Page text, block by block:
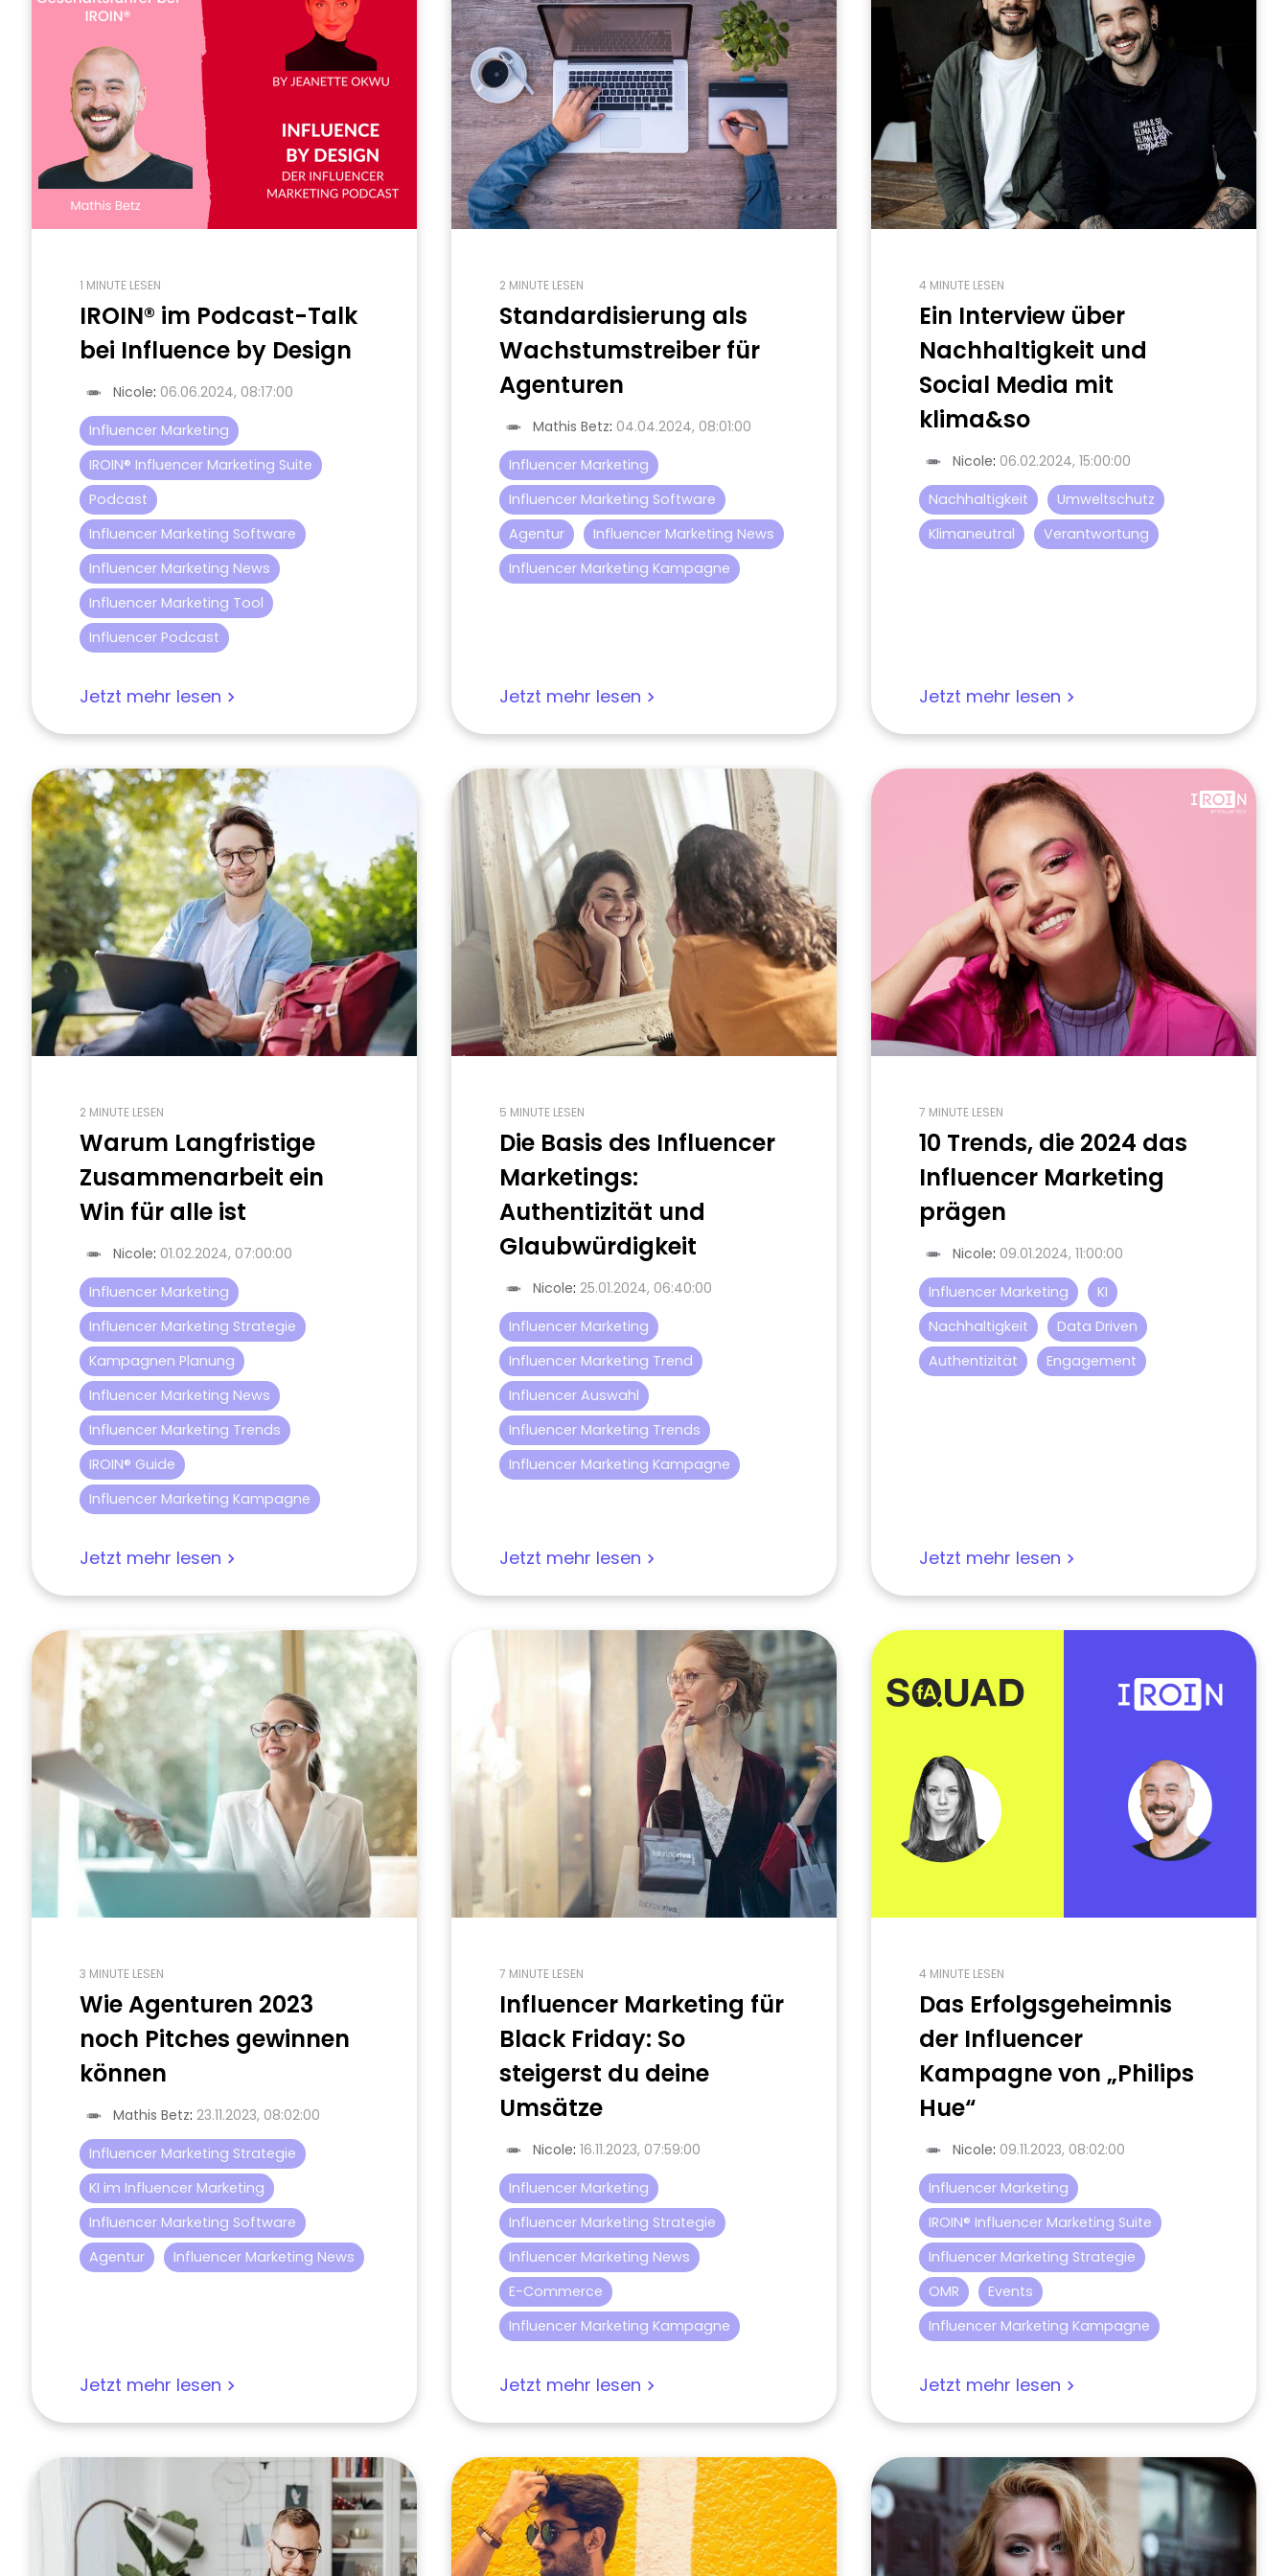
1 MINUTE LESEN
IROIN® im Podcast-Talk
bei Influence by Design
Nicole: 06.06.2024, 08:17:00
Influencer Marketing
IROIN® Influencer Marketing Suite
Podcast
Influencer Marketing Software
Influencer Marketing News
Influencer Marketing Tool
Influencer Podcast
Jetzt mehr lesen
2 MINUTE LESEN
Standardisierung als
Wachstumstreiber für
Agenturen
Mathis Betz: 04.04.2024, 08:01:00
Influencer Marketing
Influencer Marketing Software
Agentur
Influencer Marketing News
Influencer Marketing Kampagne
Jetzt mehr lesen
4 MINUTE LESEN
Ein Interview über
Nachhaltigkeit und
Social Media mit
klima&so
Nicole: 06.02.2024, 15:00:00
Nachhaltigkeit
Umweltschutz
Klimaneutral
Verantwortung
Jetzt mehr lesen
2 MINUTE LESEN
Warum Langfristige
Zusammenarbeit ein
Win für alle ist
Nicole: 01.02.2024, 07:00:00
Influencer Marketing
Influencer Marketing Strategie
Kampagnen Planung
Influencer Marketing News
Influencer Marketing Trends
IROIN® Guide
Influencer Marketing Kampagne
Jetzt mehr lesen
5 MINUTE LESEN
Die Basis des Influencer
Marketings:
Authentizität und
Glaubwürdigkeit
Nicole: 25.01.2024, 06:40:00
Influencer Marketing
Influencer Marketing Trend
Influencer Auswahl
Influencer Marketing Trends
Influencer Marketing Kampagne
Jetzt mehr lesen
7 MINUTE LESEN
10 Trends, die 2024 das
Influencer Marketing
prägen
Nicole: 09.01.2024, 11:00:00
Influencer Marketing
KI
Nachhaltigkeit
Data Driven
Authentizität
Engagement
Jetzt mehr lesen
3 MINUTE LESEN
Wie Agenturen 2023
noch Pitches gewinnen
können
Mathis Betz: 23.11.2023, 08:02:00
Influencer Marketing Strategie
KI im Influencer Marketing
Influencer Marketing Software
Agentur
Influencer Marketing News
Jetzt mehr lesen
7 MINUTE LESEN
Influencer Marketing für
Black Friday: So
steigerst du deine
Umsätze
Nicole: 16.11.2023, 07:59:00
Influencer Marketing
Influencer Marketing Strategie
Influencer Marketing News
E-Commerce
Influencer Marketing Kampagne
Jetzt mehr lesen
4 MINUTE LESEN
Das Erfolgsgeheimnis
der Influencer
Kampagne von „Philips
Hue“
Nicole: 09.11.2023, 08:02:00
Influencer Marketing
IROIN® Influencer Marketing Suite
Influencer Marketing Strategie
OMR
Events
Influencer Marketing Kampagne
Jetzt mehr lesen